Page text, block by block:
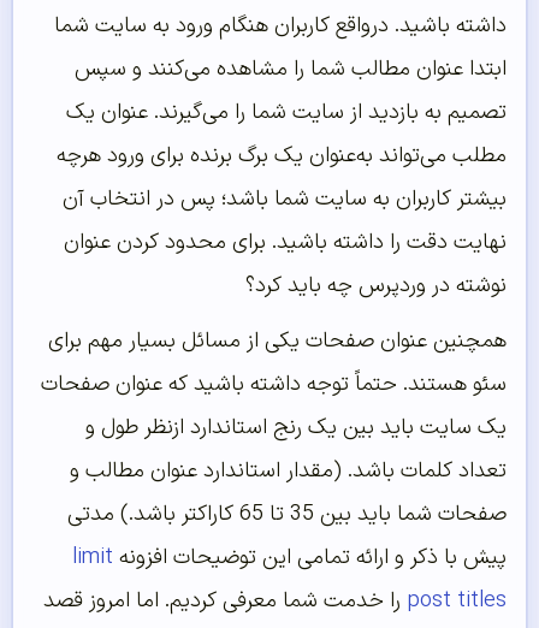
داشته باشید. درواقع کاربران هنگام ورود به سایت شما
ابتدا عنوان مطالب شما را مشاهده می‌کنند و سپس
تصمیم به بازدید از سایت شما را می‌گیرند. عنوان یک
مطلب می‌تواند به‌عنوان یک برگ برنده برای ورود هرچه
بیشتر کاربران به سایت شما باشد؛ پس در انتخاب آن
نهایت دقت را داشته باشید. برای محدود کردن عنوان
نوشته در وردپرس چه باید کرد؟
همچنین عنوان صفحات یکی از مسائل بسیار مهم برای
سئو هستند. حتماً توجه داشته باشید که عنوان صفحات
یک سایت باید بین یک رنج استاندارد ازنظر طول و
تعداد کلمات باشد. (مقدار استاندارد عنوان مطالب و
صفحات شما باید بین 35 تا 65 کاراکتر باشد.) مدتی
پیش با ذکر و ارائه تمامی این توضیحات افزونه limit
post titles را خدمت شما معرفی کردیم. اما امروز قصد